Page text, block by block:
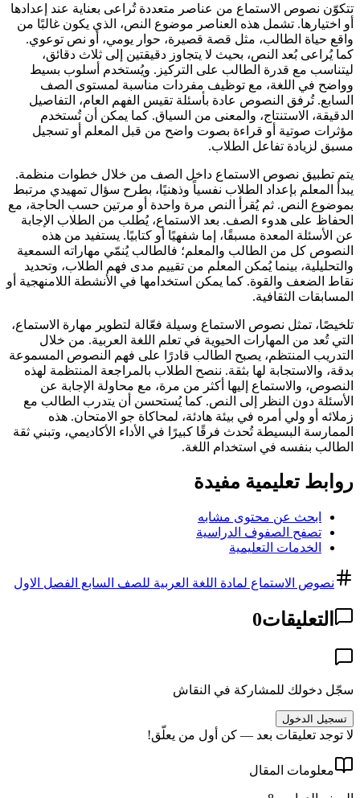
تتكوّن نصوص الاستماع من عناصر متعددة تُراعى بعناية عند إعدادها
أو اختيارها. تشمل هذه العناصر موضوع النص، الذي يكون غالبًا من
واقع حياة الطالب، مثل قصة قصيرة، حوار يومي، أو نص توعوي.
كما يُراعى بُعد النص، بحيث لا يتجاوز دقيقتين إلى ثلاث دقائق،
ليتناسب مع قدرة الطالب على التركيز. ويُستخدم أسلوب بسيط
وواضح في اللغة، مع توظيف مفردات مناسبة لمستوى الصف
السابع. تُرفق النصوص عادة بأسئلة تقيس الفهم العام، التفاصيل
الدقيقة، الاستنتاج، والمعنى من السياق. كما يمكن أن تُستخدم
مؤثرات صوتية أو قراءة بصوت واضح من قبل المعلم أو تسجيل
مسبق لزيادة تفاعل الطلاب.
يتم تطبيق نصوص الاستماع داخل الصف من خلال خطوات منظمة.
يبدأ المعلم بإعداد الطلاب نفسياً وذهنيًا، بطرح سؤال تمهيدي مرتبط
بموضوع النص. ثم يُقرأ النص مرة واحدة أو مرتين حسب الحاجة، مع
الحفاظ على هدوء الصف. بعد الاستماع، يُطلب من الطلاب الإجابة
عن الأسئلة المعدة مسبقًا، إما شفهيًا أو كتابيًا. يستفيد من هذه
النصوص كل من الطالب والمعلم؛ فالطالب يُنمّي مهاراته السمعية
والتحليلية، بينما يُمكن المعلم من تقييم مدى فهم الطلاب، وتحديد
نقاط الضعف والقوة. كما يمكن استخدامها في الأنشطة اللامنهجية أو
المسابقات الثقافية.
تلخيصًا، تمثل نصوص الاستماع وسيلة فعّالة لتطوير مهارة الاستماع،
التي تُعد من المهارات الحيوية في تعلم اللغة العربية. من خلال
التدريب المنتظم، يصبح الطالب قادرًا على فهم النصوص المسموعة
بدقة، والاستجابة لها بثقة. ننصح الطلاب بالمراجعة المنتظمة لهذه
النصوص، والاستماع إليها أكثر من مرة، مع محاولة الإجابة عن
الأسئلة دون النظر إلى النص. كما يُستحسن أن يتدرب الطالب مع
زملائه أو ولي أمره في بيئة هادئة، لمحاكاة جو الامتحان. هذه
الممارسة البسيطة تُحدث فرقًا كبيرًا في الأداء الأكاديمي، وتبني ثقة
الطالب بنفسه في استخدام اللغة.
روابط تعليمية مفيدة
ابحث عن محتوى مشابه
تصفح الصفوف الدراسية
الخدمات التعليمية
نصوص الاستماع لمادة اللغة العربية للصف السابع الفصل الاول
التعليقات0
سجّل دخولك للمشاركة في النقاش
تسجيل الدخول
لا توجد تعليقات بعد — كن أول من يعلّق!
معلومات المقال